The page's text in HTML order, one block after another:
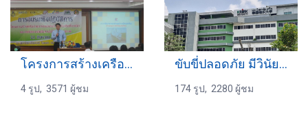
โครงการสร้างเครือข่ายการขนส่งสินค้าฯ
4 รูป, 3571 ผู้ชม
ขับขี่ปลอดภัย มีวินัยจราจร 15-3-2567
174 รูป, 2280 ผู้ชม